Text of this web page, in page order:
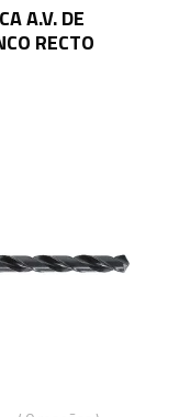
A.V. DE
RECTO